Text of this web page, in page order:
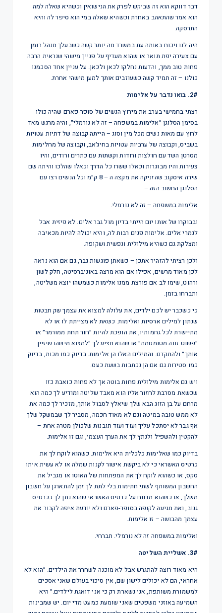
דבר דווקא הוא זה שביקש לפרק את הנישואין וכשהיא שאלה למה
הוא אמר שהתאהב באחרת וכשהיא שאלה במי הוא סיפר לה והיא
התרסקה.
היה לנו ויכוח באותה עת במשרד מה יותר קשה כשבעלך מנהל רומן
עם צעירה יפת תואר או שהוא מעדיף על פנייך מישהי שנראית הרבה
פחות טוב ממך, והדעות נחלקו לכאן ולכאן. על עניין אחד הסכמנו
כולנו – זה תמיד קשה כשעוזבים אותך למען מישהי אחרת.
2#. בואו נדבר על אלימות
רצתי בחמישי בערב את מירוץ הנשים של סופר-פארם שהיה כולו
בסימן הסלוגן ״אלימות במשפחה – זה לא נורמלי״, והיה מרגש מאד
לרוץ עם מאות נשים מכל מין וסוג – הייתה קבוצה של דתיות עטויות
בשביס, וקבוצה של ערביות עטויות בחיג׳אב, וקבוצה של מחלימות
מסרטן השד עם חולצות ורודות וקשתות עם כתרים ורודים, והיו
צעירות והיו מבוגרות וכאלו ששרו כל הדרך וכאלו שהלכו והיתה שם
שירה איסקוב שהזניקה את מקצה ה – 8 ק״מ וכל הנשים רצו עם
הסלוגן החשוב הזה –
אלימות במשפחה – זה לא נורמלי.
ובבוקרו של אותו יום הייתי בדיון מול גבר אלים. לא פיזית אבל
לגמרי אלים. אלימות פנים רבות לה, והיא יכולה להיות מכאיבה
ומצלקת גם כשהיא מילולית ונפשית ושקופה.
ולכן רציתי להזהיר אתכן – כשאתן פוגשות גבר, גם אם הוא נראה
לכן מאוד מרשים, אפילו אם הוא מרצה באוניברסיטה, חלק לשון
ורהוט, שימו לב אם פורצת ממנו אלימות כשמשהו יוצא משליטה,
ותברחו בזמן.
כי כשכבר יש לכם ילדים, את עלולה למצוא את עצמך שק חבטות
שנתון למילים ארסיות ואלימות. כשאת לא מצייתת לו או לא
מתיישרת לכל גחמותיו, את הופכת להיות ״חור תחת ממורמר״ או
״פשוט זונה מטומטמת״ או שהוא מציע לך ״למצוא מישהו שיזיין
אותך״ ולהתקדם. והמילים האלו הן אלימות. בדיוק כמו מכות, בדיוק
כמו סטירות גם אם הן נכתבות בשעת כעס.
ויש גם אלימות מילולית פחות בוטה אך לא פחות כואבת כזו
שכשאת מסרבת לחזור אליו הוא מאבד שליטה ומודיע לך כמה הוא
מרחם על בן הזוג הבא שלך שיאלץ לסבול אותך, מזכיר לך כמה את
לא ממש טובה במיטה וגם לא מאוד חכמה, מסביר לך שבמשקל שלך
אף גבר לא יסתכל עליך ועוד ועוד תובנות שלכולן מטרה אחת –
להקטין ולהשפיל ולנתץ לך את הערך העצמי, וגם זו אלימות.
בדיוק כמו שאלימות כלכלית היא אלימות. כשהוא לוקח לך את
כרטיס האשראי כי לא ביקשת אישור לקנות שמלה או לא עשית איתו
סקס, או כשהוא לוקח לך את המפתחות של האוטו או מגביל את
החשבון המשותף לשתי חתימות בלי לתת לך זמן להתארגן על חשבון
משלך, או כשהוא מדווח על כרטיס האשראי שהוא נתן לך ככרטיס
גנוב, ואת מגיעה לקופה בסופר-פארם ולא יודעת איפה לקבור את
עצמך מהבושה – זו אלימות.
ואלימות במשפחה זה לא נורמלי. תברחי.
3#. אשליית השליטה
היא מאוד רוצה להתגרש אבל לא מוכנה לשחרר את הילדים. ״הוא לא
אחראי, הם לא יכולים לישון שם, אין סיכוי בעולם שאני אסכים
למשמורת משותפת, אני נשארת רק כי אני דואגת לילדים.״ היא
השמיעה באוזני משפטים שאני שומעת כמעט מדי יום. יש שמבינות